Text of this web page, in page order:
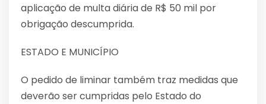
aplicação de multa diária de R$ 50 mil por
obrigação descumprida.
ESTADO E MUNICÍPIO
O pedido de liminar também traz medidas que
deverão ser cumpridas pelo Estado do